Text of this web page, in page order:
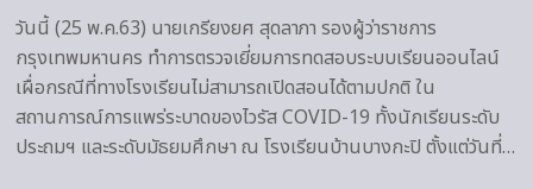
วันนี้ (25 พ.ค.63) นายเกรียงยศ สุดลาภา รองผู้ว่าราชการ
กรุงเทพมหานคร ทำการตรวจเยี่ยมการทดสอบระบบเรียนออนไลน์
เผื่อกรณีที่ทางโรงเรียนไม่สามารถเปิดสอนได้ตามปกติ ใน
สถานการณ์การแพร่ระบาดของไวรัส COVID-19 ทั้งนักเรียนระดับ
ประถมฯ และระดับมัธยมศึกษา ณ โรงเรียนบ้านบางกะปิ ตั้งแต่วันที่…